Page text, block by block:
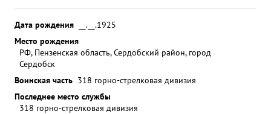
Дата рождения
__.__.1925
Место рождения
РФ, Пензенская область, Сердобский район, город
Сердобск
Воинская часть 318 горно-стрелковая дивизия
Последнее место службы
318 горно-стрелковая дивизия